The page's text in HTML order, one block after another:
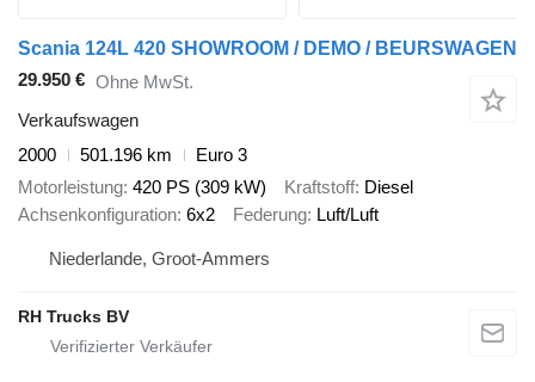
Scania 124L 420 SHOWROOM / DEMO / BEURSWAGEN
29.950 € Ohne MwSt.
Verkaufswagen
2000
501.196 km
Euro 3
Motorleistung 420 PS (309 kW) Kraftstoff Diesel
Achsenkonfiguration 6x2 Federung Luft/Luft
Niederlande, Groot-Ammers
RH Trucks BV